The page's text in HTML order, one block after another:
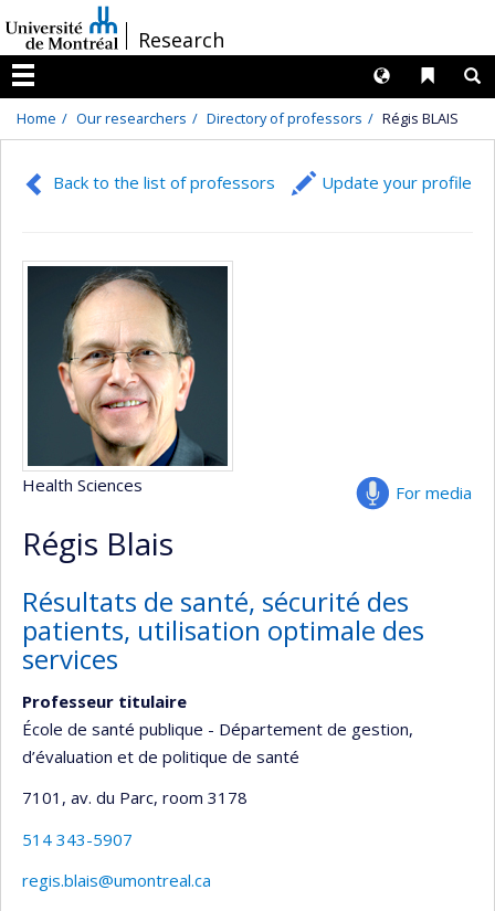
au
contenu
/Research
Menu
Liens
Langues
Home Our researchers Directory of professors Régis BLAIS
Back to the list of professors Update your profile
For media
Health Sciences
Régis Blais
Résultats de santé, sécurité des
patients, utilisation optimale des
services
Professeur titulaire
École de santé publique - Département de gestion,
d’évaluation et de politique de santé
7101, av. du Parc, room 3178
514 343-5907
regis.blais@umontreal.ca